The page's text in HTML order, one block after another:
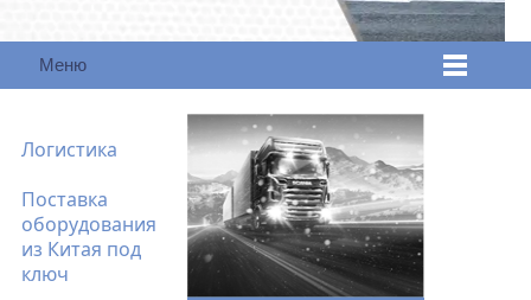
Меню
Логистика
Поставка
оборудования
из Китая под
ключ